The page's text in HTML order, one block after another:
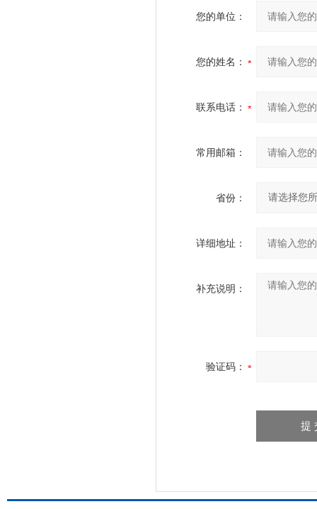
您的单位：
您的姓名：
联系电话：
常用邮箱：
省份：
详细地址：
补充说明：
验证码：